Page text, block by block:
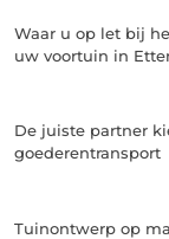
Waar u op let bij
uw voortuin in
De juiste partner
goederentransport
Tuinontwerp op